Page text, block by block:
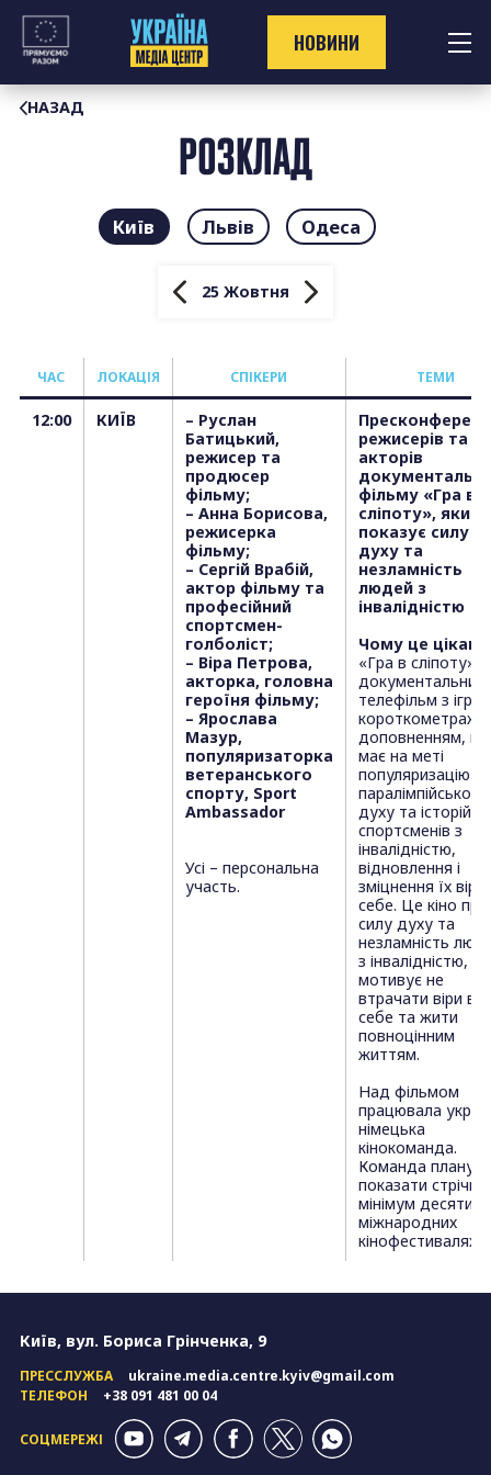
Перейти
контенту
НОВИНИ
НАЗАД
РОЗКЛАД
Київ Львів Одеса
25 Жовтня
ЧАС ЛОКАЦІЯ СПІКЕРИ TЕМИ
12:00 КИЇВ
– Руслан
Батицький,
режисер та
продюсер
фільму;
– Анна Борисова,
режисерка
фільму;
– Сергій Врабій,
актор фільму та
професійний
спортсмен-
голболіст;
– Віра Петрова,
акторка, головна
героїня фільму;
– Ярослава
Мазур,
популяризаторка
ветеранського
спорту, Sport
Ambassador
Усі – персональна
участь.
режисерів та
акторів
фільму «Гра в
сліпоту», який
показує силу
духу та
незламність
людей з
інвалідністю
Чому це
«Гра в сліпоту»
документальний
телефільм з
доповненням,
має на меті
популяризацію
паралімпійського
духу та історій
спортсменів з
інвалідністю,
відновлення і
зміцнення їх віри
себе. Це кіно про
силу духу та
незламність
з інвалідністю,
мотивує не
втрачати віри в
себе та жити
повноцінним
життям.
Над фільмом
працювала
німецька
кінокоманда.
Команда планує
показати стрічку
мінімум десяти
міжнародних
кінофестивалях.
Київ, вул. Бориса Грінченка, 9
ПРЕССЛУЖБА
ukraine.media.centre.kyiv@gmail.com
ТЕЛЕФОН
+38 091 481 00 04
СОЦМЕРЕЖІ